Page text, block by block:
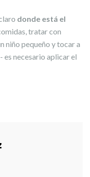
donde está el
tratar con
niño pequeño y tocar a
es necesario aplicar el